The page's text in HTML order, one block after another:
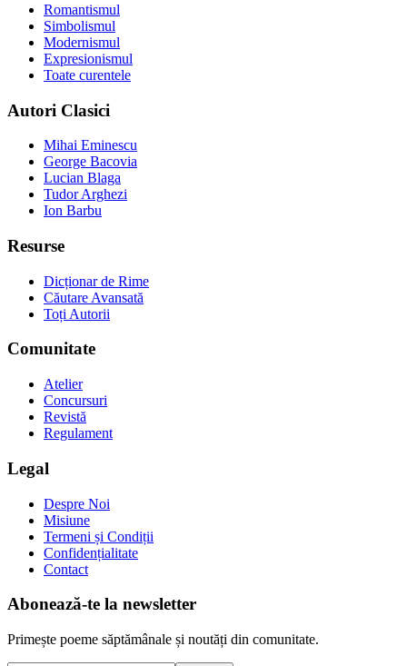
Romantismul
Simbolismul
Modernismul
Expresionismul
Toate curentele
Autori Clasici
Mihai Eminescu
George Bacovia
Lucian Blaga
Tudor Arghezi
Ion Barbu
Resurse
Dicționar de Rime
Căutare Avansată
Toți Autorii
Comunitate
Atelier
Concursuri
Revistă
Regulament
Legal
Despre Noi
Misiune
Termeni și Condiții
Confidențialitate
Contact
Abonează-te la newsletter
Primește poeme săptămânale și noutăți din comunitate.